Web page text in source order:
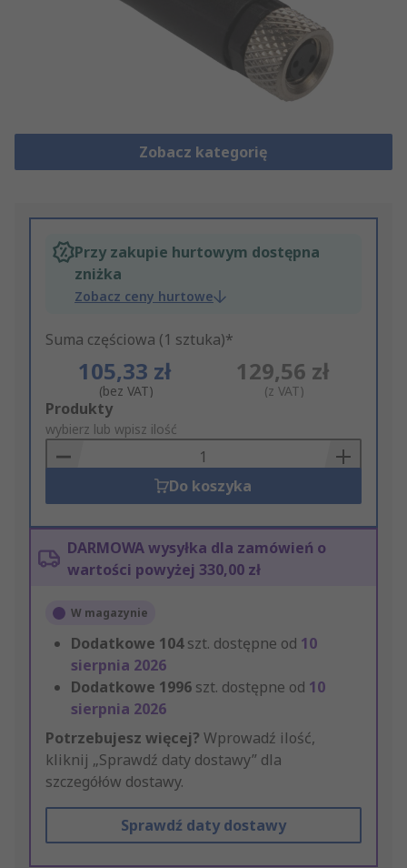
Zobacz kategorię
Przy zakupie hurtowym dostępna
zniżka
Zobacz ceny hurtowe
Suma częściowa (1 sztuka)*
105,33 zł
(bez VAT)
129,56 zł
(z VAT)
Add
to
Basket
Produkty
wybierz lub wpisz ilość
Do koszyka
DARMOWA wysyłka dla zamówień o
wartości powyżej 330,00 zł
W magazynie
Dodatkowe 104szt. dostępne od 10
sierpnia 2026
Dodatkowe 1996 szt. dostępne od 10
sierpnia 2026
Potrzebujesz więcej? Wprowadź ilość,
kliknij „Sprawdź daty dostawy” dla
szczegółów dostawy.
Sprawdź daty dostawy